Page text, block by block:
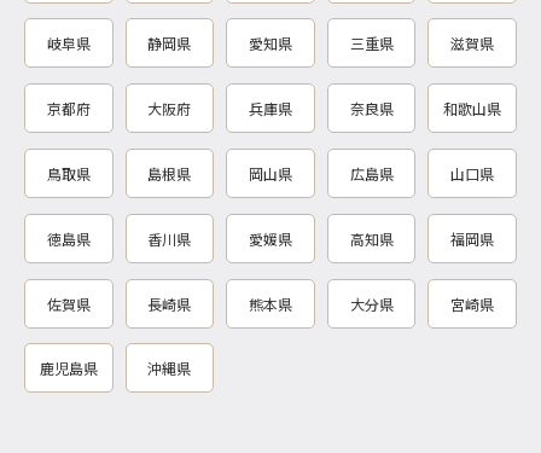
岐阜県 静岡県 愛知県 三重県 滋賀県
京都府 大阪府 兵庫県 奈良県 和歌山県
鳥取県 島根県 岡山県 広島県 山口県
徳島県 香川県 愛媛県 高知県 福岡県
佐賀県 長崎県 熊本県 大分県 宮崎県
鹿児島県 沖縄県